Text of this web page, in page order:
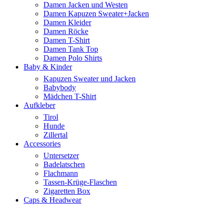
Damen Jacken und Westen
Damen Kapuzen Sweater+Jacken
Damen Kleider
Damen Röcke
Damen T-Shirt
Damen Tank Top
Damen Polo Shirts
Baby & Kinder
Kapuzen Sweater und Jacken
Babybody
Mädchen T-Shirt
Aufkleber
Tirol
Hunde
Zillertal
Accessories
Untersetzer
Badelatschen
Flachmann
Tassen-Krüge-Flaschen
Zigaretten Box
Caps & Headwear